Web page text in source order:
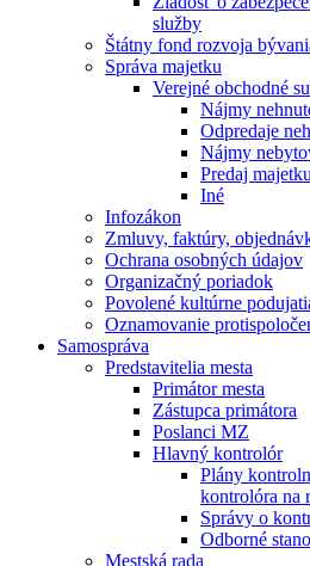
služby
Štátny fond rozvoja
Správa majetku
Verejné obchodné
Nájmy
Odpredaje
Nájmy
Predaj
Iné
Infozákon
Zmluvy, faktúry,
Ochrana osobných údajov
Organizačný poriadok
Povolené kultúrne
Oznamovanie
Samospráva
Predstavitelia mesta
Primátor mesta
Zástupca primátora
Poslanci MZ
Hlavný kontrolór
Plány
kontrolóra na
Správy o
Odborné
Mestská rada